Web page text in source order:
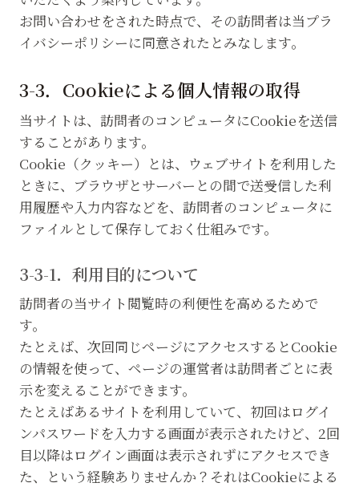
お問い合わせをされた時点で、その訪問者は当プラ
イバシーポリシーに同意されたとみなします。
3-3．Cookieによる個人情報の取得
当サイトは、訪問者のコンピュータにCookieを送信
することがあります。
Cookie（クッキー）とは、ウェブサイトを利用した
ときに、ブラウザとサーバーとの間で送受信した利
用履歴や入力内容などを、訪問者のコンピュータに
ファイルとして保存しておく仕組みです。
3-3-1．利用目的について
訪問者の当サイト閲覧時の利便性を高めるためで
す。
たとえば、次回同じページにアクセスするとCookie
の情報を使って、ページの運営者は訪問者ごとに表
示を変えることができます。
たとえばあるサイトを利用していて、初回はログイ
ンパスワードを入力する画面が表示されたけど、2回
目以降はログイン画面は表示されずにアクセスでき
た、という経験ありませんか？それはCookieによる